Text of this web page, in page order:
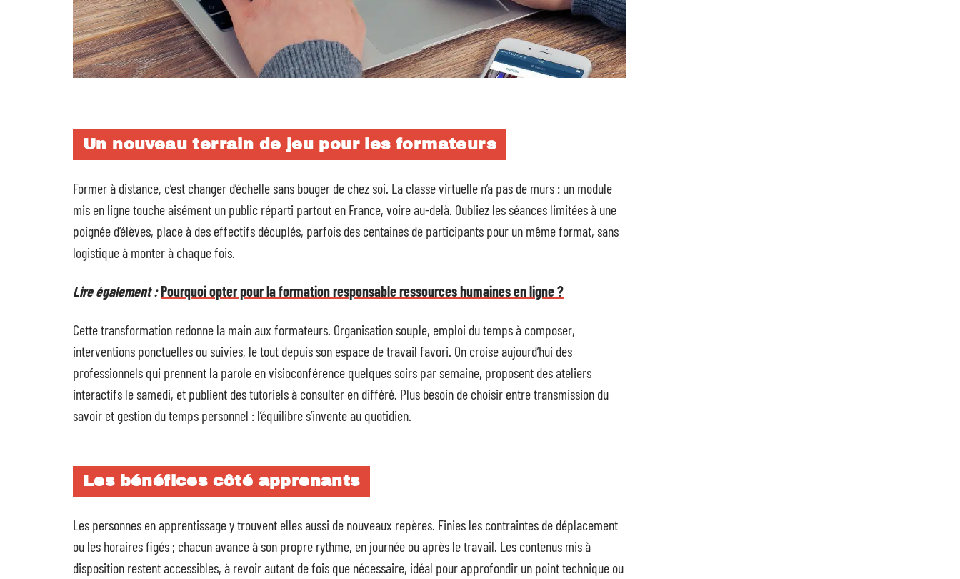
Un nouveau terrain de jeu pour les formateurs
Former à distance, c’est changer d’échelle sans bouger de chez soi. La classe virtuelle n’a pas de murs : un module
mis en ligne touche aisément un public réparti partout en France, voire au-delà. Oubliez les séances limitées à une
poignée d’élèves, place à des effectifs décuplés, parfois des centaines de participants pour un même format, sans
logistique à monter à chaque fois.
Lire également :Pourquoi opter pour la formation responsable ressources humaines en ligne ?
Cette transformation redonne la main aux formateurs. Organisation souple, emploi du temps à composer,
interventions ponctuelles ou suivies, le tout depuis son espace de travail favori. On croise aujourd’hui des
professionnels qui prennent la parole en visioconférence quelques soirs par semaine, proposent des ateliers
interactifs le samedi, et publient des tutoriels à consulter en différé. Plus besoin de choisir entre transmission du
savoir et gestion du temps personnel : l’équilibre s’invente au quotidien.
Les bénéfices côté apprenants
Les personnes en apprentissage y trouvent elles aussi de nouveaux repères. Finies les contraintes de déplacement
ou les horaires figés ; chacun avance à son propre rythme, en journée ou après le travail. Les contenus mis à
disposition restent accessibles, à revoir autant de fois que nécessaire, idéal pour approfondir un point technique ou